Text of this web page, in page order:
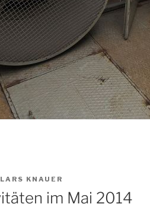
LARS KNAUER
im Mai 2014